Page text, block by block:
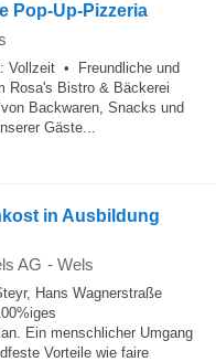
Pop-Up-Pizzeria
Vollzeit • Freundliche und
Rosa's Bistro & Bäckerei
Backwaren, Snacks und
Gäste...
in Ausbildung
AG - Wels
Hans Wagnerstraße
Ein menschlicher Umgang
Vorteile wie faire